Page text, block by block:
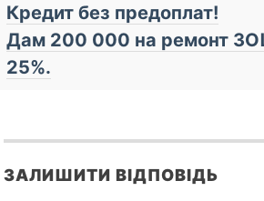
Кредит без предоплат!
Дам 200 000 на ремонт
25%.
ЗАЛИШИТИ ВІДПОВІДЬ